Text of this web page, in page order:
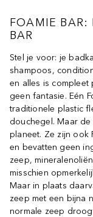
FOAMIE BAR:
BAR
Stel je voor: je
shampoos,
en alles is compleet
geen fantasie. Eén
traditionele plastic
douchegel. Maar
planeet. Ze zijn ook
en bevatten geen
zeep,
misschien
Maar in plaats
zeep met een bijna
normale zeep